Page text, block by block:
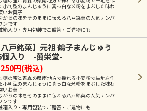
小判型のまんじゅうに真っ白な米粉をまぶした味わ
いお菓子
がらの味をそのままに伝える八戸銘菓の人気ナンバ
ンです
箱入り・専用包装でご贈答・ご進物にも
八戸銘菓】元祖 鶴子まんじゅう
個入り -萬栄堂-
円(税込)
糖の蜜と青森の県南地方で採れる小麦粉で生地を作
小判型のまんじゅうに真っ白な米粉をまぶした味わ
いお菓子
がらの味をそのままに伝える八戸銘菓の人気ナンバ
ンです
箱入り・専用包装でご贈答・ご進物にも